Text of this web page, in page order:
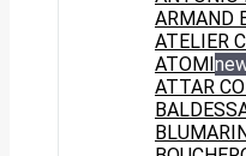
ARMAND
ATELIER
ATOMI
ATTAR